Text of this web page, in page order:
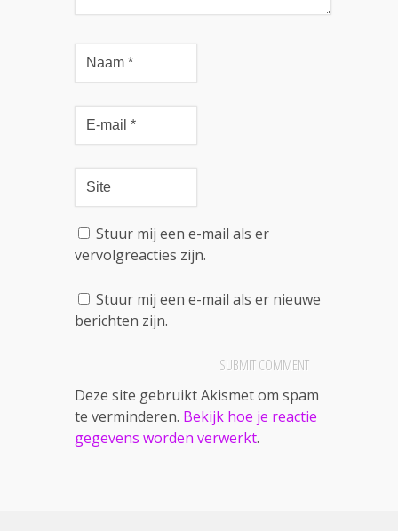
Stuur mij een e-mail als er
vervolgreacties zijn.
Stuur mij een e-mail als er nieuwe
berichten zijn.
Deze site gebruikt Akismet om spam
te verminderen. Bekijk hoe je reactie
gegevens worden verwerkt.